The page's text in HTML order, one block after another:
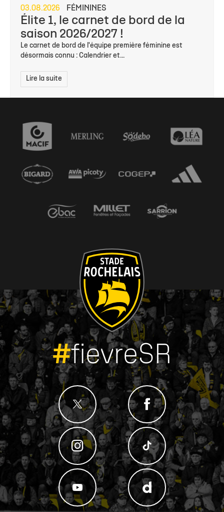
03.08.2026 FÉMININES
Élite 1, le carnet de bord de la
saison 2026/2027 !
Le carnet de bord de l'équipe première féminine est
désormais connu : Calendrier et...
Lire la suite
#fievreSR